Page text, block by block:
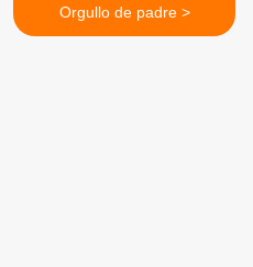
Orgullo de padre >